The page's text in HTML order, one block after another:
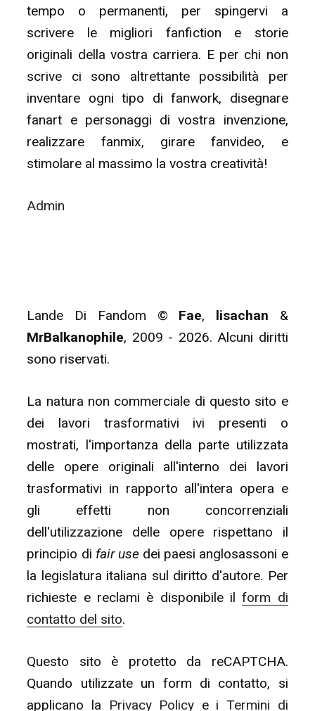
tempo o permanenti, per spingervi a
scrivere le migliori fanfiction e storie
originali della vostra carriera. E per chi non
scrive ci sono altrettante possibilità per
inventare ogni tipo di fanwork, disegnare
fanart e personaggi di vostra invenzione,
realizzare fanmix, girare fanvideo, e
stimolare al massimo la vostra creatività!
Admin
Lande Di Fandom © Fae, lisachan &
MrBalkanophile, 2009 - 2026. Alcuni diritti
sono riservati.
La natura non commerciale di questo sito e
dei lavori trasformativi ivi presenti o
mostrati, l'importanza della parte utilizzata
delle opere originali all'interno dei lavori
trasformativi in rapporto all'intera opera e
gli effetti non concorrenziali
dell'utilizzazione delle opere rispettano il
principio di fair usedei paesi anglosassoni e
la legislatura italiana sul diritto d'autore. Per
richieste e reclami è disponibile ilform di
contatto del sito.
Questo sito è protetto da reCAPTCHA.
Quando utilizzate un form di contatto, si
applicano la
Privacy Policy e iTermini di